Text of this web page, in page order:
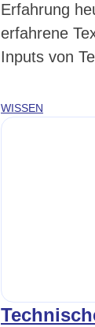
Erfahrung
erfahrene
Inputs von
WISSEN